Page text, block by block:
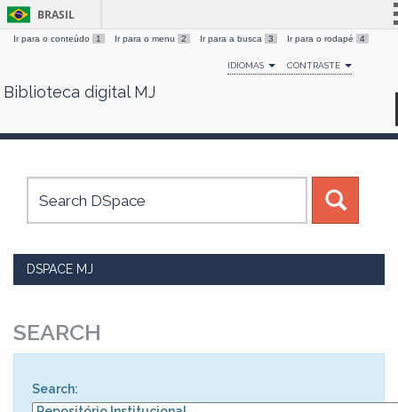
Skip
BRASIL
Simplifique!
Comunica BR
Canais
Ir para o conteúdo 1 Ir para o menu 2 Ir para a busca 3 Ir para o rodapé 4
IDIOMAS CONTRASTE
Biblioteca digital MJ
DSPACE MJ
SEARCH
Search: